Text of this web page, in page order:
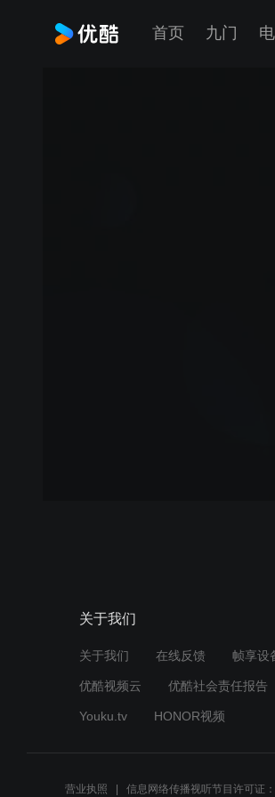
首页 九门
关于我们
关于我们 在线反馈 帧享设
优酷视频云 优酷社会责任报告
Youku.tv HONOR视频
营业执照 信息网络传播视听节目许可证